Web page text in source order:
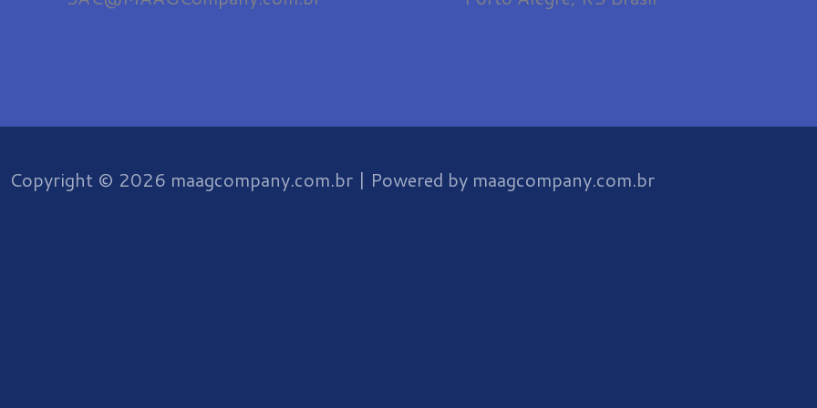
o
o
k
g
r
a
b
e
Copyright © 2026 maagcompany.com.br | Powered by maagcompany.com.br